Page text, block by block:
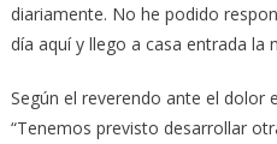
diariamente. No he podido
día aquí y llego a casa entrada la
Según el reverendo ante el dolor
“Tenemos previsto desarrollar